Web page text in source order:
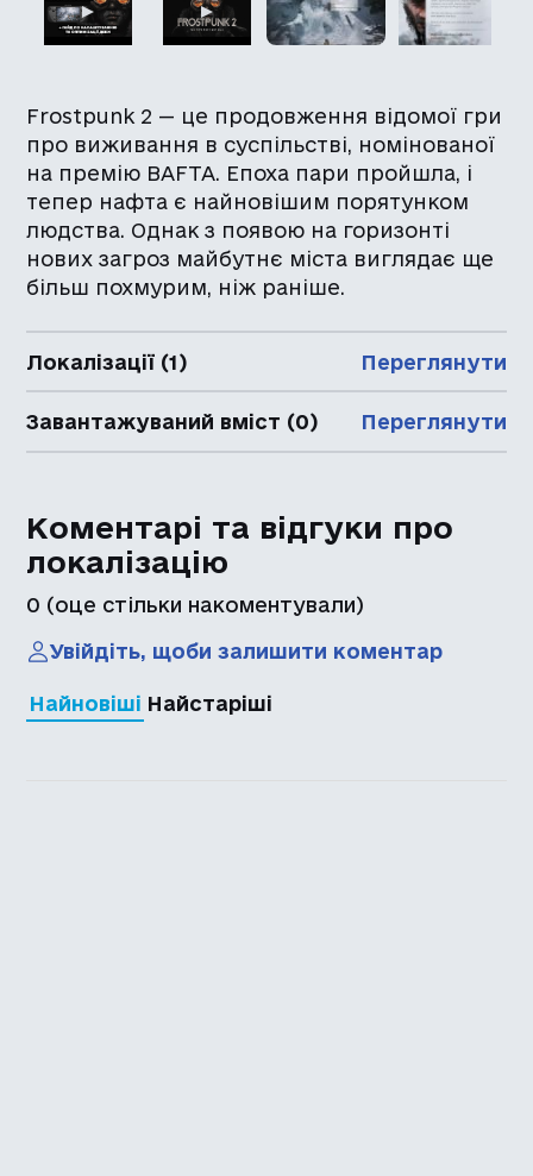
Frostpunk 2 — це продовження відомої гри
про виживання в суспільстві, номінованої
на премію BAFTA. Епоха пари пройшла, і
тепер нафта є найновішим порятунком
людства. Однак з появою на горизонті
нових загроз майбутнє міста виглядає ще
більш похмурим, ніж раніше.
Локалізації (1) Переглянути
Завантажуваний вміст (0) Переглянути
Коментарі та відгуки про
локалізацію
0 (оце стільки накоментували)
Увійдіть, щоби залишити коментар
Найновіші Найстаріші